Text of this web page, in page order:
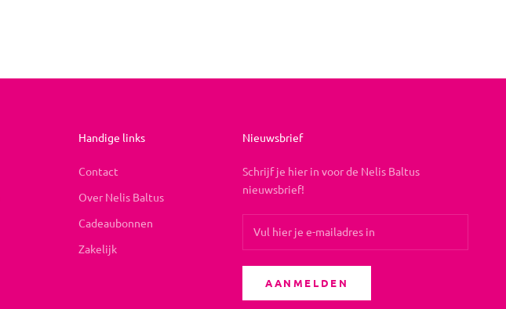
Handige links
Contact
Over Nelis Baltus
Cadeaubonnen
Zakelijk
Nieuwsbrief
Schrijf je hier in voor de Nelis Baltus
nieuwsbrief!
AANMELDEN